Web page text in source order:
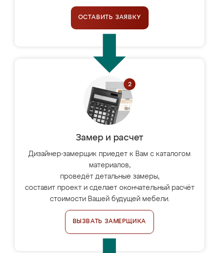
ОСТАВИТЬ ЗАЯВКУ
Замер и расчет
Дизайнер-замерщик приедет к Вам с каталогом
материалов,
проведёт детальные замеры,
составит проект и сделает окончательный расчёт
стоимости Вашей будущей мебели.
ВЫЗВАТЬ ЗАМЕРЩИКА